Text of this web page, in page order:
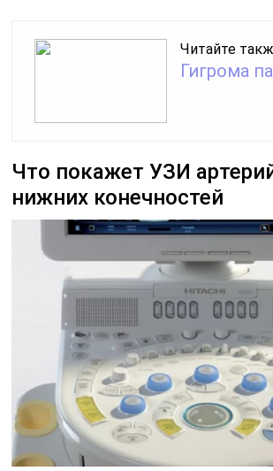
Читайте
Гигрома
Что покажет УЗИ
нижних конечностей